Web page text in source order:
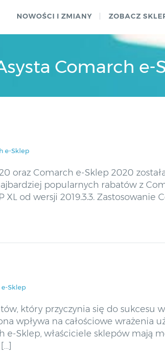
NOWOŚCI I ZMIANY ZOBACZ
Comarch e-
e-Sklep
oraz Comarch e-Sklep 2020
popularnych rabatów z
XL od wersji 2019.3.3.
e-Sklep
który przyczynia się do sukcesu
wpływa na całościowe wrażenia
Sklep, właściciele sklepów mają